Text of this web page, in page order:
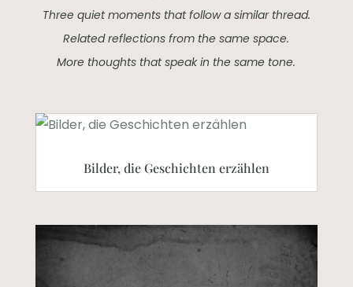
Three quiet moments that follow a similar thread.
Related reflections from the same space.
More thoughts that speak in the same tone.
Bilder, die Geschichten erzählen